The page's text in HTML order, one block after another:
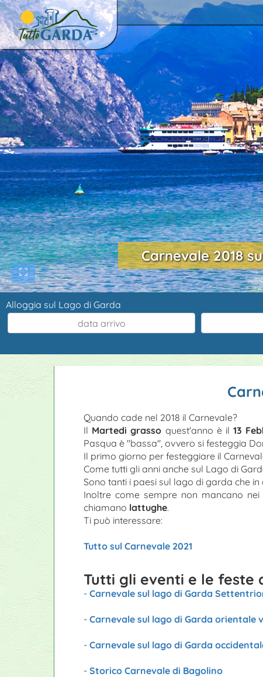
Carnevale 2018
Alloggia sul Lago di Garda
Quando cade nel 2018 il Carnevale?
Il Martedi grasso quest'anno è il13
Pasqua è "bassa", ovvero si festeggia
Il primo giorno per festeggiare il
Come tutti gli anni anche sul Lago di
Sono tanti i paesi sul lago di garda che
Inoltre come sempre non mancano
chiamano lattughe.
Ti può interessare:
Tutto sul Carnevale 2021
Tutti gli eventi e le feste
- Carnevale sul lago di Garda
- Carnevale sul lago di Garda orientale
- Carnevale sul lago di Garda
- Storico Carnevale di Bagolino